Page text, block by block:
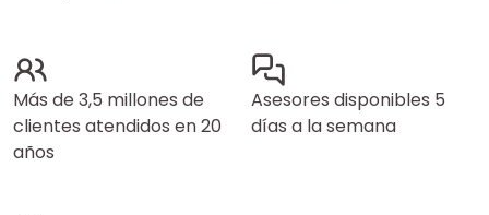
Más de 3,5 millones de
clientes atendidos en 20
años
Asesores disponibles 5
días a la semana